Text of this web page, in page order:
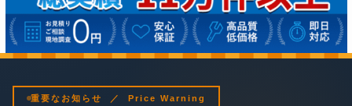
重要なお知らせ ／ Price Warning